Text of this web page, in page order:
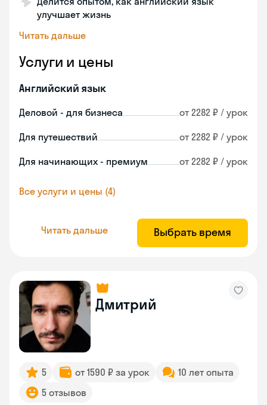
улучшает жизнь
Читать дальше
Услуги и цены
Английский язык
Деловой - для бизнеса от 2282 ₽ / урок
Для путешествий от 2282 ₽ / урок
Для начинающих - премиум от 2282 ₽ / урок
Все услуги и цены (4)
Читать дальше Выбрать время
Дмитрий
5 от 1590 ₽ за урок
10 лет опыта
5 отзывов